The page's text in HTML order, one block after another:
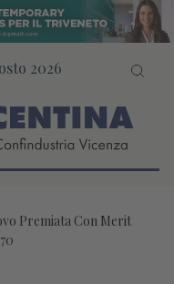
2026
Premiata Con Merit